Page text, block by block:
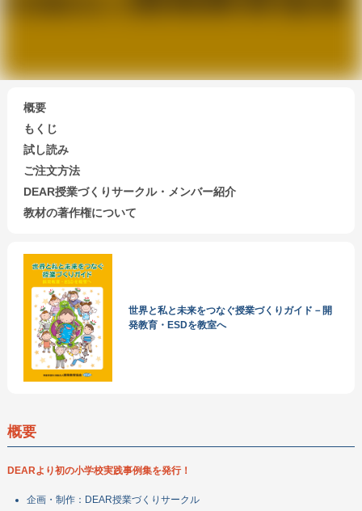
会員になる
寄付する
機関誌
政策提言
概要
もくじ
試し読み
ご注文方法
DEAR授業づくりサークル・メンバー紹介
教材の著作権について
世界と私と未来をつなぐ授業づくりガイド－開
発教育・ESDを教室へ
概要
DEARより初の小学校実践事例集を発行！
企画・制作：DEAR授業づくりサークル